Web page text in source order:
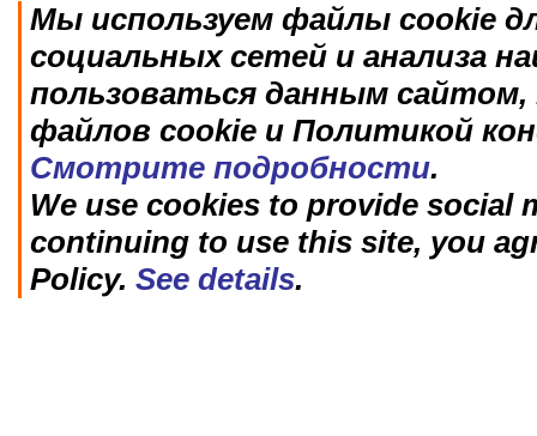
Мы используем файлы cookie
социальных сетей и анализа
пользоваться данным
файлов cookie и Политикой
Смотрите подробности.
We use cookies to provide social
continuing to use this site, you
Policy. See details.